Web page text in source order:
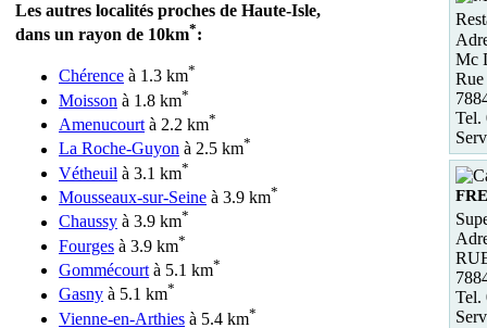
Les autres localités proches de Haute-Isle,
dans un rayon de 10km*:
Chérence à 1.3 km*
Moisson à 1.8 km*
Amenucourt à 2.2 km*
La Roche-Guyon à 2.5 km*
Vétheuil à 3.1 km*
Mousseaux-sur-Seine à 3.9 km*
Chaussy à 3.9 km*
Fourges à 3.9 km*
Gommécourt à 5.1 km*
Gasny à 5.1 km*
Vienne-en-Arthies à 5.4 km*
Mc
Tel.
Tel.